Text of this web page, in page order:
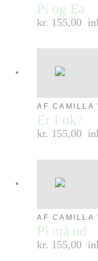
Pi og Ea
kr. 155,00
AF CAMILLA
Er I ok?
kr. 155,00
AF CAMILLA
Pi må ud
kr. 155,00